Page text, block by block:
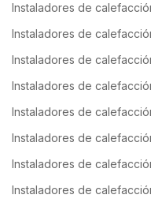
Instaladores de
Instaladores de
Instaladores de
Instaladores de
Instaladores de
Instaladores de
Instaladores de
Instaladores de